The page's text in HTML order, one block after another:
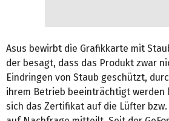
Asus bewirbt die Grafikkarte mit
der besagt, dass das Produkt zwar
Eindringen von Staub geschützt,
ihrem Betrieb beeinträchtigt werden
sich das Zertifikat auf die Lüfter bzw.